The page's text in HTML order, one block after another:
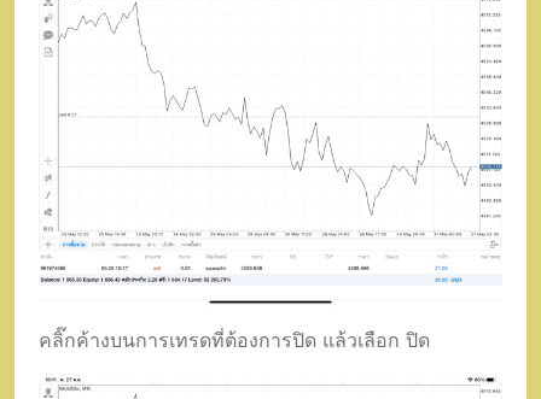
คลิ๊กค้างบนการเทรดที่ต้องการปิด แล้วเลือก ปิด